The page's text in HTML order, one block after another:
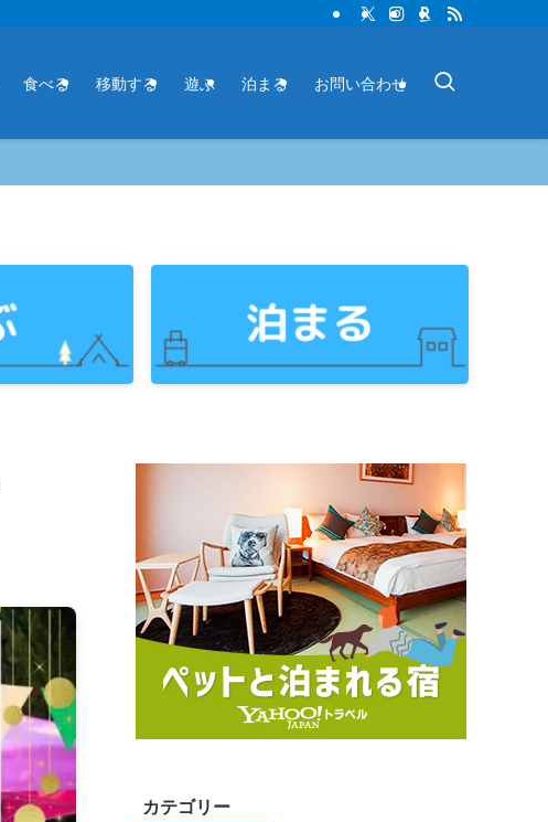
食べる 移動する 遊ぶ 泊まる お問い合わせ
カテゴリー